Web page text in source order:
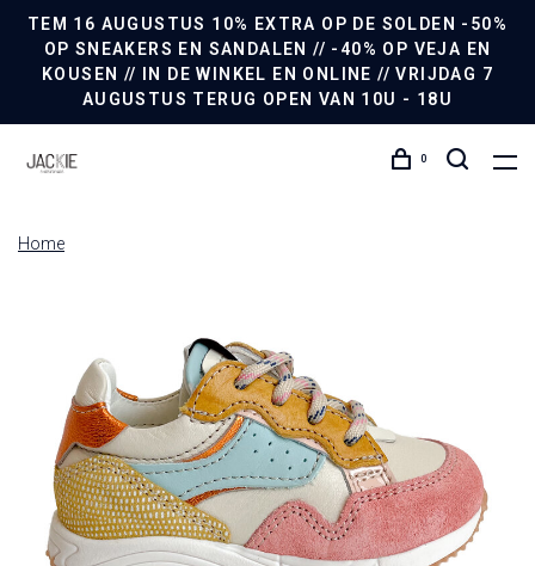
TEM 16 AUGUSTUS 10% EXTRA OP DE SOLDEN -50%
OP SNEAKERS EN SANDALEN // -40% OP VEJA EN
KOUSEN // IN DE WINKEL EN ONLINE // VRIJDAG 7
AUGUSTUS TERUG OPEN VAN 10U - 18U
0
Home